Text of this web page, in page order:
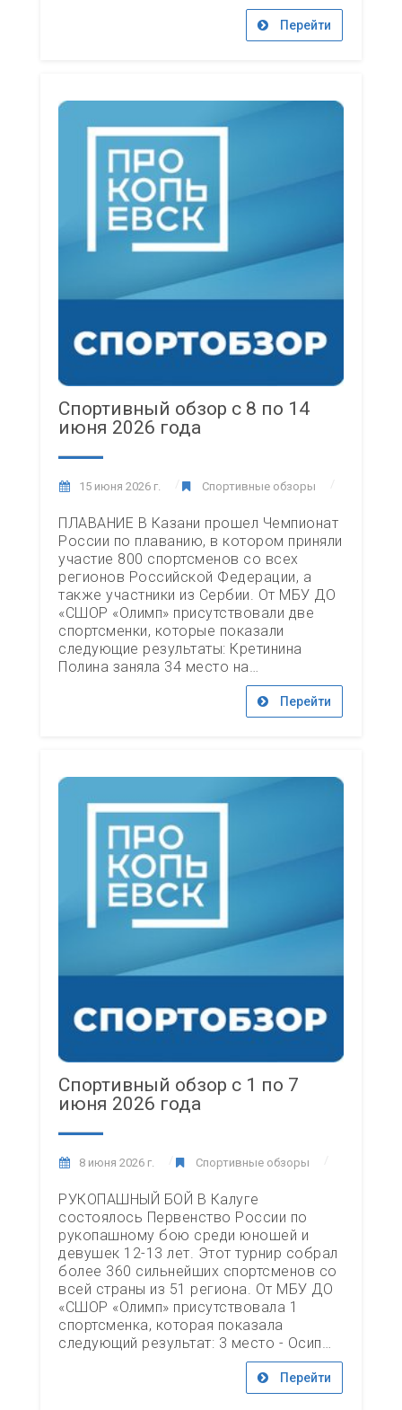
Перейти
Спортивный обзор с 8 по 14
июня 2026 года
15 июня 2026 г. Спортивные обзоры
ПЛАВАНИЕ В Казани прошел Чемпионат
России по плаванию, в котором приняли
участие 800 спортсменов со всех
регионов Российской Федерации, а
также участники из Сербии. От МБУ ДО
«СШОР «Олимп» присутствовали две
спортсменки, которые показали
следующие результаты: Кретинина
Полина заняла 34 место на…
Перейти
Спортивный обзор с 1 по 7
июня 2026 года
8 июня 2026 г. Спортивные обзоры
РУКОПАШНЫЙ БОЙ В Калуге
состоялось Первенство России по
рукопашному бою среди юношей и
девушек 12-13 лет. Этот турнир собрал
более 360 сильнейших спортсменов со
всей страны из 51 региона. От МБУ ДО
«СШОР «Олимп» присутствовала 1
спортсменка, которая показала
следующий результат: 3 место - Осип…
Перейти